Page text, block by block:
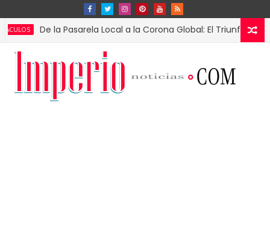
De la Pasarela Local a la Corona Global: El Triunfo de Fátima